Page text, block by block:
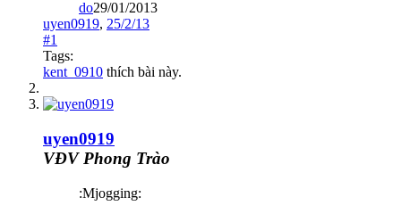
do29/01/2013
uyen0919, 25/2/13
#1
Tags:
kent_0910 thích bài này.
uyen0919
VĐV Phong Trào
:Mjogging: